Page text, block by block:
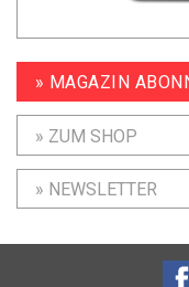
» MAGAZIN
» ZUM SHOP
» NEWSLETTER